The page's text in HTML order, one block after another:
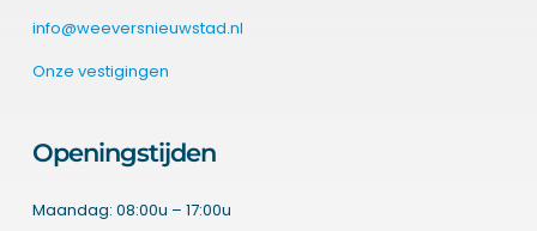
info@weeversnieuwstad.nl
Onze vestigingen
Openingstijden
Maandag: 08:00u – 17:00u